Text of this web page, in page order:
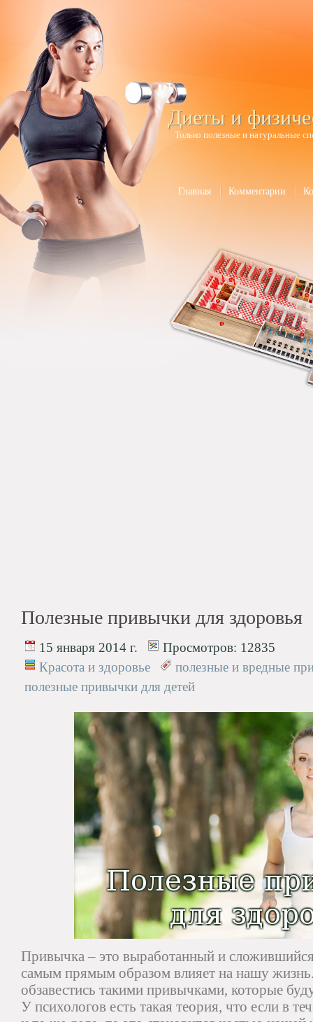
Диеты и
Только полезные и натуральные
Главная Комментарии
Полезные привычки для здоровья
15 января 2014 г. Просмотров: 12835
Красота и здоровье
полезные и вредные
полезные привычки для детей
Привычка – это выработанный и
самым прямым образом влияет на нашу
обзавестись такими привычками, которые
У психологов есть такая теория, что если в